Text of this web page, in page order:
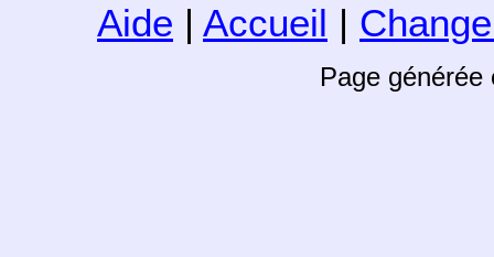
Aide | Accueil |
Page générée